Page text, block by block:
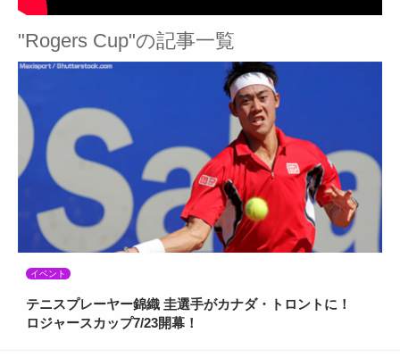
"Rogers Cup"の記事一覧
イベント
テニスプレーヤー錦織 圭選手がカナダ・トロントに！
ロジャースカップ7/23開幕！